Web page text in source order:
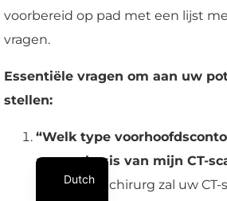
voorbereid op pad met een lijst
vragen.
Essentiële vragen om aan uw
stellen:
“Welk type
aan op basis van mijn CT-
Een goede chirurg zal uw
Dutch